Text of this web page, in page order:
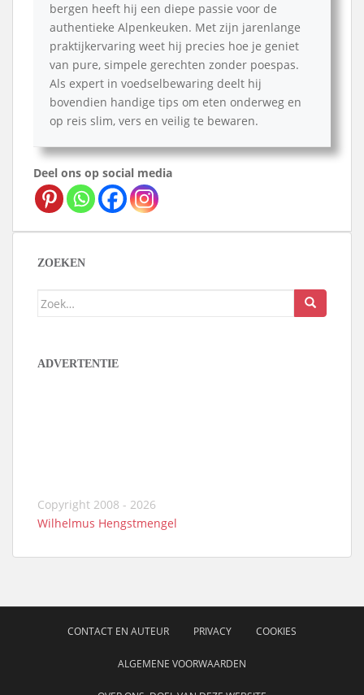
bergen heeft hij een diepe passie voor de
authentieke Alpenkeuken. Met zijn jarenlange
praktijkervaring weet hij precies hoe je geniet
van pure, simpele gerechten zonder poespas.
Als expert in voedselbewaring deelt hij
bovendien handige tips om eten onderweg en
op reis slim, vers en veilig te bewaren.
Deel ons op social media
ZOEKEN
Zoek
ADVERTENTIE
Copyright 2008 - 2026
Wilhelmus Hengstmengel
CONTACT EN AUTEUR PRIVACY COOKIES
ALGEMENE VOORWAARDEN